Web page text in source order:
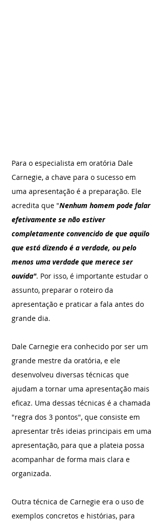
Para o especialista em oratória Dale
Carnegie, a chave para o sucesso em
uma apresentação é a preparação. Ele
acredita que "Nenhum homem pode falar
efetivamente se não estiver
completamente convencido de que aquilo
que está dizendo é a verdade, ou pelo
menos uma verdade que merece ser
ouvida". Por isso, é importante estudar o
assunto, preparar o roteiro da
apresentação e praticar a fala antes do
grande dia.
Dale Carnegie era conhecido por ser um
grande mestre da oratória, e ele
desenvolveu diversas técnicas que
ajudam a tornar uma apresentação mais
eficaz. Uma dessas técnicas é a chamada
"regra dos 3 pontos", que consiste em
apresentar três ideias principais em uma
apresentação, para que a plateia possa
acompanhar de forma mais clara e
organizada.
Outra técnica de Carnegie era o uso de
exemplos concretos e histórias, para